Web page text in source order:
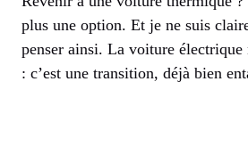
plus une option. Et je ne suis
penser ainsi. La voiture électrique
: c’est une transition, déjà bien